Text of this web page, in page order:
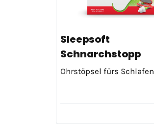
Sleepsoft
Schnarchstopp
Ohrstöpsel fürs Schlafen